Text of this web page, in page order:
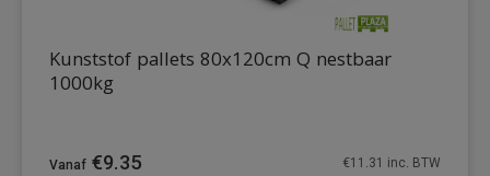
Kunststof pallets 80x120cm Q nestbaar
1000kg
€9.35 €11.31 inc. BTW